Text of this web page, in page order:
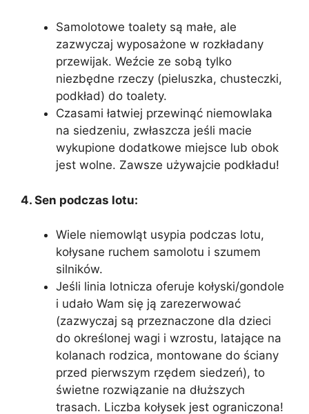
Samolotowe toalety są małe, ale
zazwyczaj wyposażone w rozkładany
przewijak. Weźcie ze sobą tylko
niezbędne rzeczy (pieluszka, chusteczki,
podkład) do toalety.
Czasami łatwiej przewinąć niemowlaka
na siedzeniu, zwłaszcza jeśli macie
wykupione dodatkowe miejsce lub obok
jest wolne. Zawsze używajcie podkładu!
4. Sen podczas lotu:
Wiele niemowląt usypia podczas lotu,
kołysane ruchem samolotu i szumem
silników.
Jeśli linia lotnicza oferuje kołyski/gondole
i udało Wam się ją zarezerwować
(zazwyczaj są przeznaczone dla dzieci
do określonej wagi i wzrostu, latające na
kolanach rodzica, montowane do ściany
przed pierwszym rzędem siedzeń), to
świetne rozwiązanie na dłuższych
trasach. Liczba kołysek jest ograniczona!